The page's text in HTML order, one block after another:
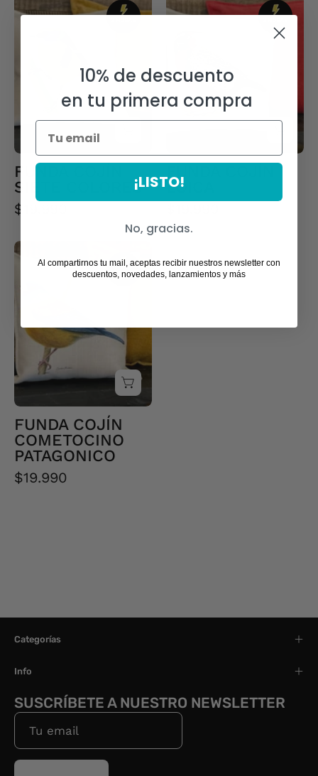
COJÍN
FUNDA COJÍN
SIETE COLORES
$19.990
COJÍN
LOICA
COJÍN
FUNDA COJÍN
COMETOCINO
PATAGONICO
$19.990
Categorías
Info
SUSCRÍBETE A NUESTRO NEWSLETTER
10% de descuento
en tu primera compra
¡LISTO!
No, gracias.
Al compartirnos tu mail, aceptas recibir nuestros newsletter con
descuentos, novedades, lanzamientos y más